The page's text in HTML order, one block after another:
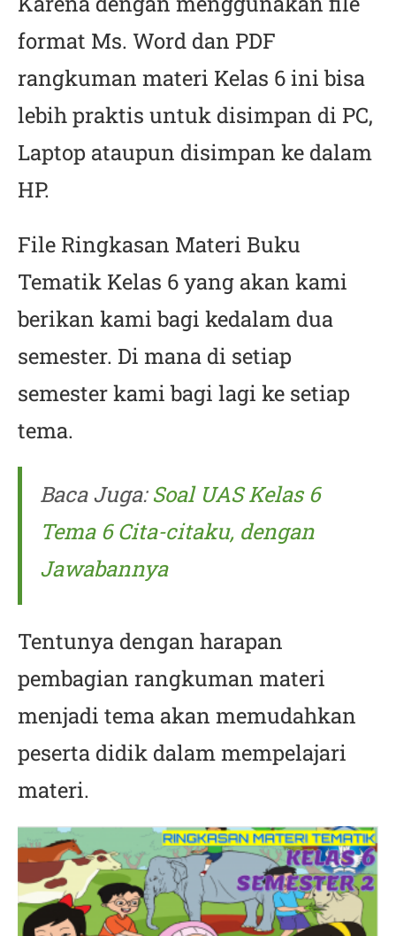
format Ms. Word dan PDF
rangkuman materi Kelas 6 ini bisa
lebih praktis untuk disimpan di PC,
Laptop ataupun disimpan ke dalam
HP.
File Ringkasan Materi Buku
Tematik Kelas 6 yang akan kami
berikan kami bagi kedalam dua
semester. Di mana di setiap
semester kami bagi lagi ke setiap
tema.
Baca Juga:Soal UAS Kelas 6
Tema 6 Cita-citaku, dengan
Jawabannya
Tentunya dengan harapan
pembagian rangkuman materi
menjadi tema akan memudahkan
peserta didik dalam mempelajari
materi.